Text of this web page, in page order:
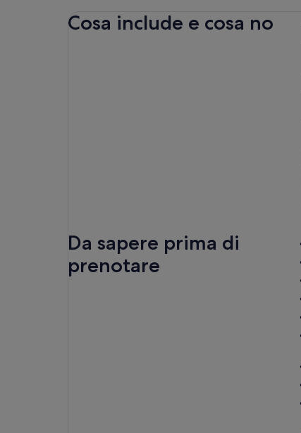
Cosa include e cosa no
Da sapere prima di
prenotare